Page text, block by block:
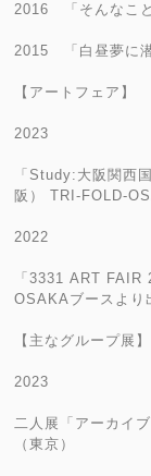
2016 「そんなこ
2015 「白昼夢に
【アートフェア】
2023
「Study:大阪関西
阪） TRI-FOLD-
2022
「3331 ART
OSAKAブースより
【主なグループ展】
2023
二人展「アーカイ
（東京）